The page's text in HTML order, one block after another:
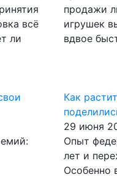
всё
ли
продажи
игрушек
вдвое
Как
29 июня
Опыт
лет и
Особенно